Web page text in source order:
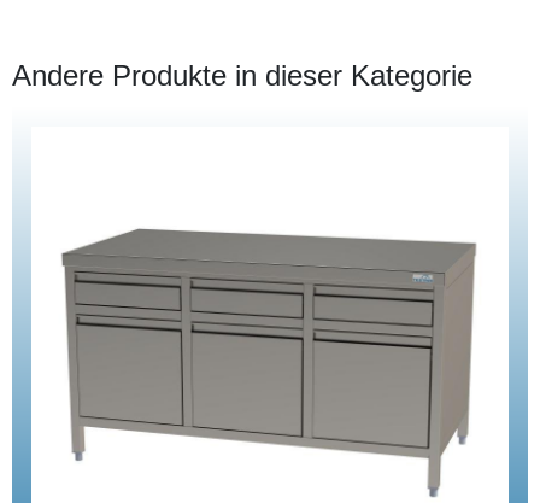
Andere Produkte in dieser Kategorie